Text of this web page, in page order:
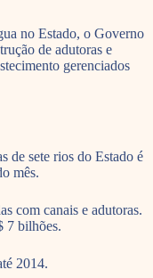
no Estado, o Governo
de adutoras e
gerenciados
de sete rios do Estado é
mês.
com canais e adutoras.
7 bilhões.
2014.